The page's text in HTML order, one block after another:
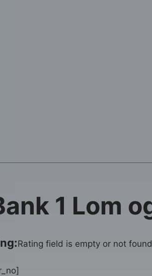
1 Lom
Rating field is empty or not found